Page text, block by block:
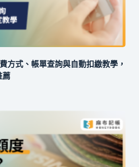
方式、帳單查詢與自動扣繳教學，
薦